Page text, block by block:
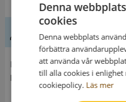
Ledning
Innehavare
Myndigheten För Delaktighet
Denna
cookies
Denna webbplats
förbättra
att använda vår
till alla cookies i enlighet
cookiepolicy. Läs mer